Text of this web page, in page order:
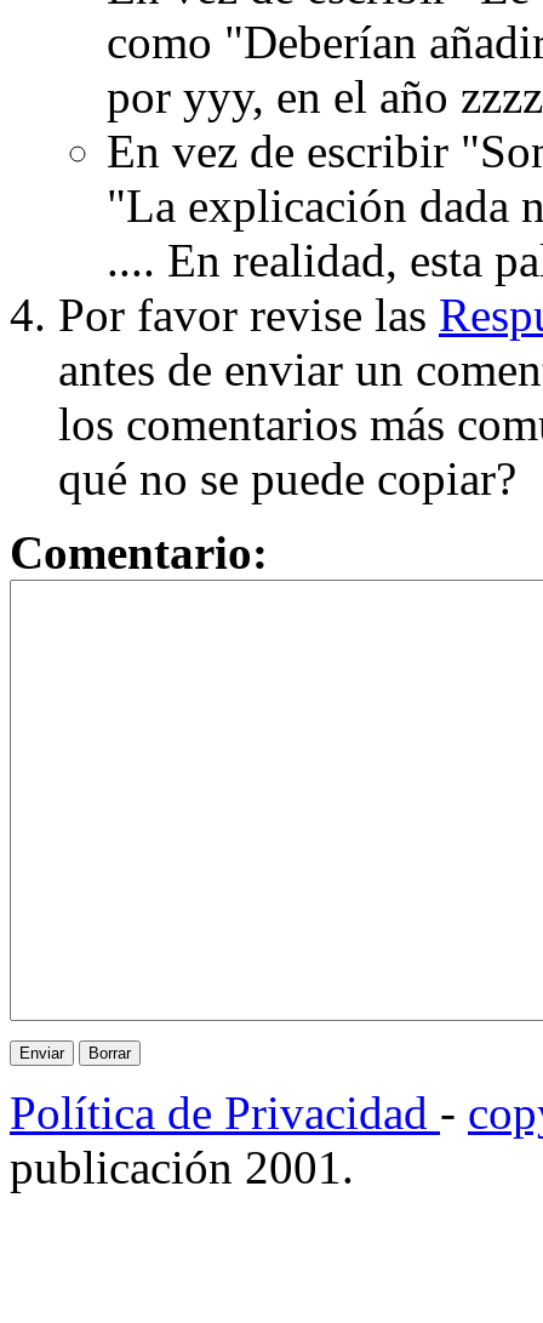
como "Deberían
por yyy, en el año
En vez de escribir
"La explicación dada
.... En realidad, esta
Por favor revise las
antes de enviar un
los comentarios más
qué no se puede copiar?
Comentario:
Política de Privacidad -
publicación 2001.